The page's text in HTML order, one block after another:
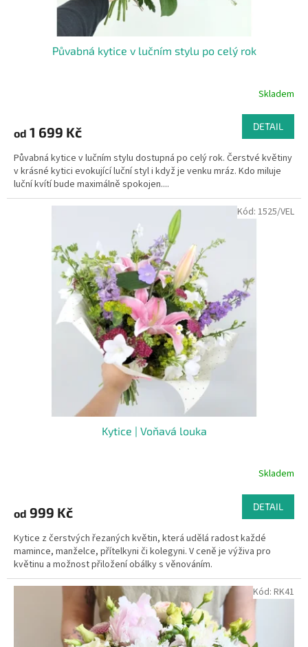
Půvabná kytice v lučním stylu po celý rok
Skladem
od 1 699 Kč DETAIL
Půvabná kytice v lučním stylu dostupná po celý rok. Čerstvé květiny
v krásné kytici evokující luční styl i když je venku mráz. Kdo miluje
luční kvítí bude maximálně spokojen....
Kytice | Voňavá louka
Skladem
od 999 Kč DETAIL
Kytice z čerstvých řezaných květin, která udělá radost každé
mamince, manželce, přítelkyni či kolegyni. V ceně je výživa pro
květinu a možnost přiložení obálky s věnováním.
Kód: 1525/VEL
Kód: RK41